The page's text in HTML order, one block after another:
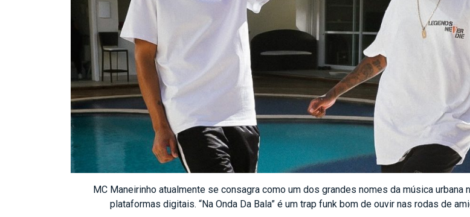
MC Maneirinho atualmente se consagra como um dos grandes nomes da música
plataformas digitais. “Na Onda Da Bala” é um trap funk bom de ouvir nas rodas de